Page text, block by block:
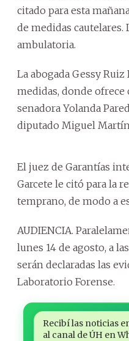
citado para esta
de medidas
ambulatoria.
La abogada Gessy
medidas, donde ofrece
senadora Yolanda
diputado Miguel
El juez de Garantías
Garcete le citó para la
temprano, de modo a
AUDIENCIA.
lunes 14 de agosto, a
serán declaradas las
Laboratorio Forense.
Recibí las noticias
al canal de ÚH en